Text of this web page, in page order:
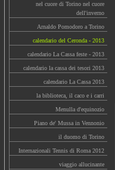
nel cuore di Torino nel cuore
dell'inverno
Arnaldo Pomodoro a Torino
calendario del Ceronda - 2013
calendario La Cassa feste - 2013
calendario la cassa dei tesori 2013
calendario La Cassa 2013
la biblioteca, il caco e i carri
Menulla d'equinozio
Piano de' Mussa in Vennonio
il duomo di Torino
Internazionali Tennis di Roma 2012
viaggio allucinante